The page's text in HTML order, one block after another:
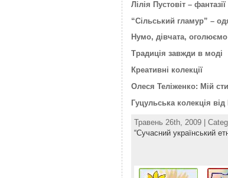
Лілія Пустовіт –
“Сільський гламур” –
Нумо, дівчата, оголюємо
Традиція завжди в моді
Креативні колекції
Олеся Теліженко: Мій
Гуцульська колекція від
Травень 26th, 2009 |
“Сучасний український